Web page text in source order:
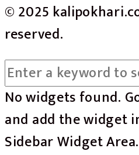
© 2025
reserved.
No widgets found.
and add the widget
Sidebar Widget Area.